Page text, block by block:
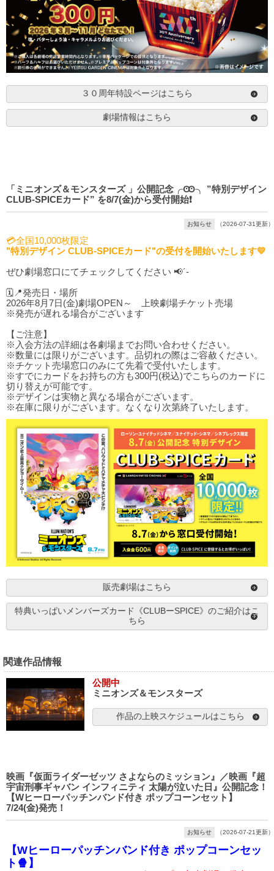
３０周年特設ページはこちら
劇場情報はこちら
「ミニオンズ＆モンスターズ 」公開記念╭Ꙭ╮ ”特別デザイン
CLUB-SPICEカード” を8/7(金)から受付開始❗️
お知らせ （2026-07-31更新）
💳全国10,000枚限定
"特別デザイン CLUB-SPICEカード"の受付を開始いたします💛
ぜひ劇場窓口にてチェックしてください 📢´-
🗓️📍発売日・場所
2026年8月7日(金)劇場OPEN～ 上映劇場チケット売場
※発売が遅れる場合がございます
【ご注意】
※入会方法の詳細は各劇場までお問い合わせください。
※数量には限りがございます。品切れの際はご容赦ください。
※チケット売場窓口のみにて先着で受付いたします。
※すでにカードをお持ちの方も300円(税込)でこちらのカードに
切り替えが可能です。
※デザインは実物と異なる場合がございます。
※在庫に限りがございます。なくなり次第終了いたします。
販売劇場はこちら
特典いっぱいメンバーズカード《CLUBーSPICE》のご紹介はこ
ちら
関連作品情報
公開中
ミニオンズ＆モンスターズ
作品の上映スケジュールはこちら
映画『仮面ライダーゼッツ さよならのミッション』／映画『超
宇宙刑事ギャバン インフィニティ 太陽が泣いた日』公開記念！
【Wヒーローパッチンバンド付き ポップコーンセット】
7/24(金)発売！
お知らせ （2026-07-21更新）
【Wヒーローパッチンバンド付き ポップコーンセッ
ト🍿】